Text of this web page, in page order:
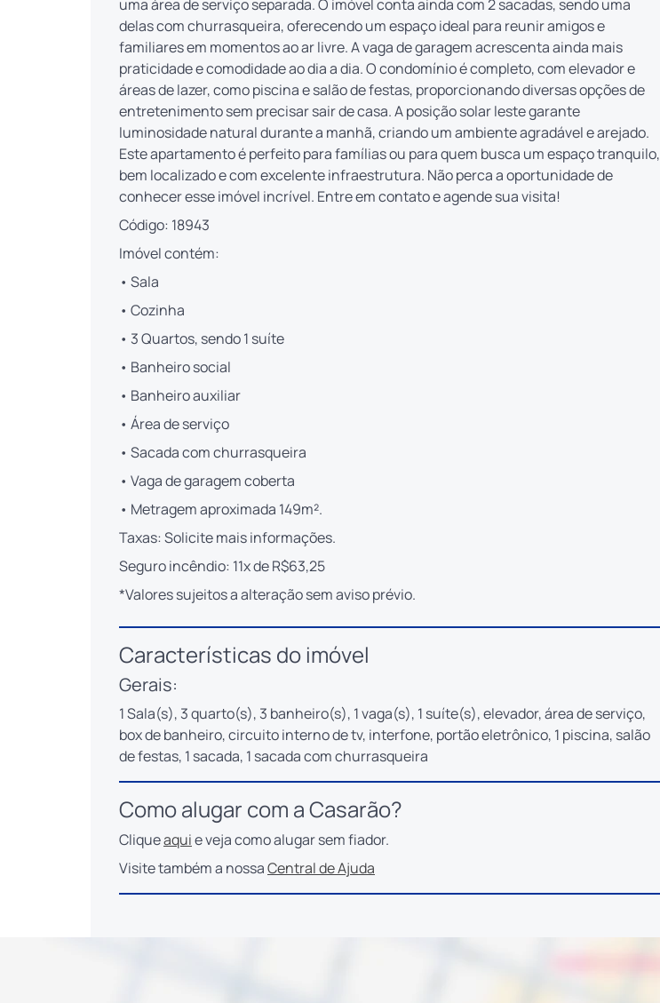
uma área de serviço separada. O imóvel conta ainda com 2 sacadas, sendo uma
delas com churrasqueira, oferecendo um espaço ideal para reunir amigos e
familiares em momentos ao ar livre. A vaga de garagem acrescenta ainda mais
praticidade e comodidade ao dia a dia. O condomínio é completo, com elevador e
áreas de lazer, como piscina e salão de festas, proporcionando diversas opções de
entretenimento sem precisar sair de casa. A posição solar leste garante
luminosidade natural durante a manhã, criando um ambiente agradável e arejado.
Este apartamento é perfeito para famílias ou para quem busca um espaço tranquilo,
bem localizado e com excelente infraestrutura. Não perca a oportunidade de
conhecer esse imóvel incrível. Entre em contato e agende sua visita!
Código: 18943
Imóvel contém:
• Sala
• Cozinha
• 3 Quartos, sendo 1 suíte
• Banheiro social
• Banheiro auxiliar
• Área de serviço
• Sacada com churrasqueira
• Vaga de garagem coberta
• Metragem aproximada 149m².
Taxas: Solicite mais informações.
Seguro incêndio: 11x de R$63,25
*Valores sujeitos a alteração sem aviso prévio.
Características do imóvel
Gerais:
1 Sala(s), 3 quarto(s), 3 banheiro(s), 1 vaga(s), 1 suíte(s), elevador, área de serviço,
box de banheiro, circuito interno de tv, interfone, portão eletrônico, 1 piscina, salão
de festas, 1 sacada, 1 sacada com churrasqueira
Como alugar com a Casarão?
Cliqueaquie veja como alugar sem fiador.
Visite também a nossaCentral de Ajuda